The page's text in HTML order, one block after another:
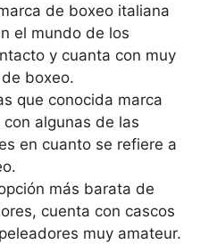
de boxeo italiana
el mundo de los
y cuanta con muy
boxeo.
que conocida marca
algunas de las
en cuanto se refiere a
más barata de
cuenta con cascos
muy amateur.